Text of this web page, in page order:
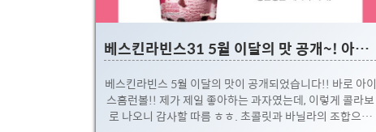
베스킨라빈스31 5월 이달의 맛 공개~! 아이스홈런볼
베스킨라빈스 5월 이달의 맛이 공개되었습니다!! 바로 아이
스홈런볼!! 제가 제일 좋아하는 과자였는데, 이렇게 콜라보
로 나오니 감사할 따름 ㅎㅎ. 초콜릿과 바닐라의 조합으로